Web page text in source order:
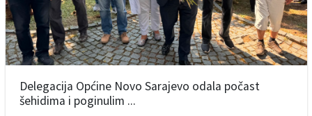
Delegacija Općine Novo Sarajevo odala počast
šehidima i poginulim ...